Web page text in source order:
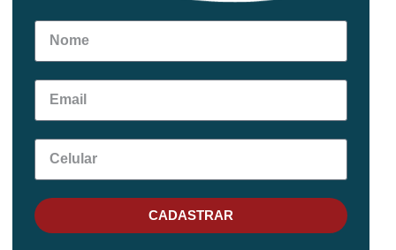
CADASTRAR